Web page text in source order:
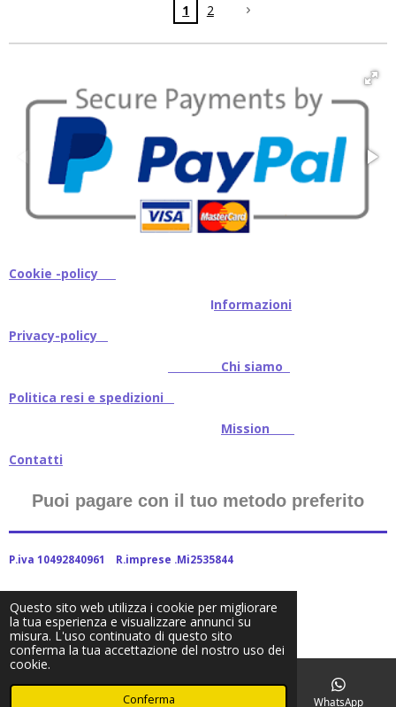
Questo sito web utilizza i cookie per migliorare
la tua esperienza e visualizzare annunci su
misura. L'uso continuato di questo sito
conferma la tua accettazione del nostro uso dei
cookie.
Conferma
1 2
Cookie -policy
Informazioni
Privacy-policy
Chi siamo
Politica resi e spedizioni
Mission
Contatti
Puoi pagare con il tuo metodo preferito
P.iva 10492840961 R.imprese .Mi2535844
2024Baitstoreitalia fornito da Webador
Telefono WhatsApp